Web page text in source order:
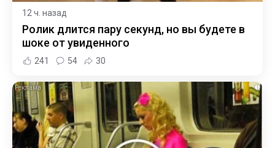
12 ч. назад
Ролик длится пару секунд, но вы будете в
шоке от увиденного
241 54 30
i